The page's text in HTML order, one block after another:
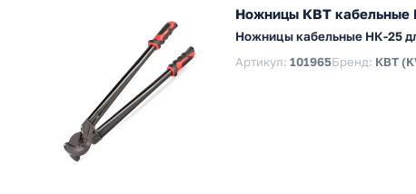
Ножницы КВТ кабельные
Ножницы кабельные НК-25
Артикул: 101965Бренд: КВТ